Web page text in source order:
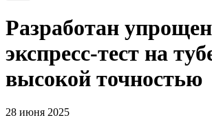
Разработан
экспресс-тест на
высокой точностью
28 июня 2025